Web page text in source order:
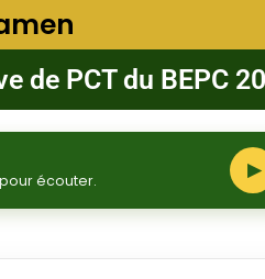
de PCT du BEPC
pour écouter. ▶